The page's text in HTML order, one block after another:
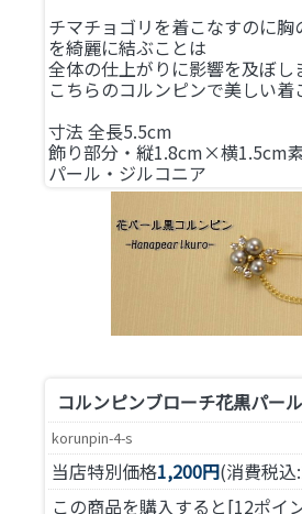
チマチョゴリを着こなすのに胸
を綺麗に結ぶことは
全体の仕上がりに影響を及ぼし
こちらのコルンピンで美しい着
寸法 全長5.5cm
飾り部分・縦1.8cm×横1.5cm
パール・ジルコニア
コルンピンブローチ花黒パー
korunpin-4-s
当店特別価格1,200円(消費税込
この商品を購入すると[12ポイ